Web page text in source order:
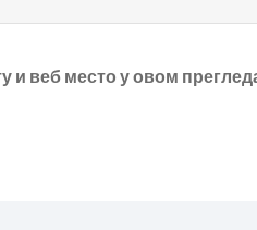
и веб место у овом